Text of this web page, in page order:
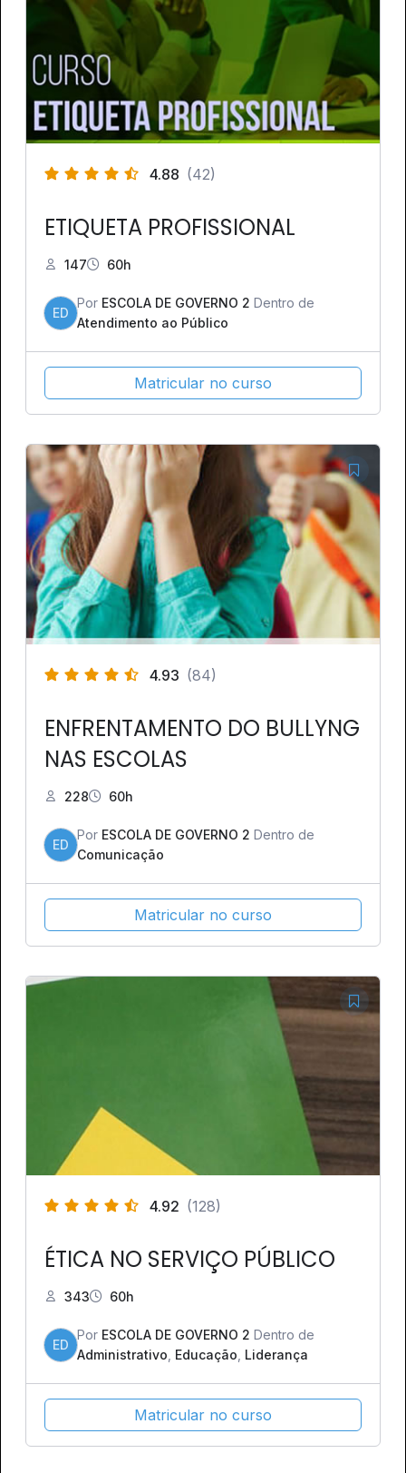
4.88 (42)
ETIQUETA PROFISSIONAL
147 60h
ED
Por ESCOLA DE GOVERNO 2 Dentro de
Atendimento ao Público
Matricular no curso
4.93 (84)
ENFRENTAMENTO DO BULLYNG
NAS ESCOLAS
228 60h
ED
Por ESCOLA DE GOVERNO 2 Dentro de
Comunicação
Matricular no curso
4.92 (128)
ÉTICA NO SERVIÇO PÚBLICO
343 60h
ED
Por ESCOLA DE GOVERNO 2 Dentro de
Administrativo Educação Liderança
Matricular no curso